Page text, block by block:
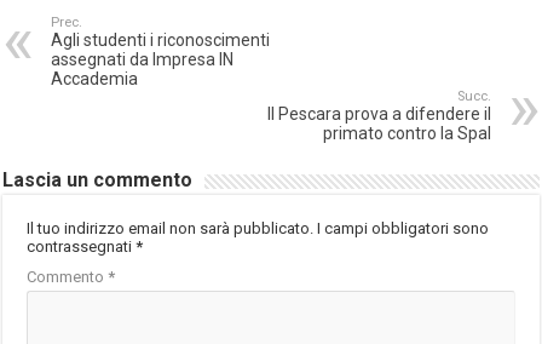
Prec.
Agli studenti i riconoscimenti
assegnati da Impresa IN
Accademia
Succ.
Il Pescara prova a difendere il
primato contro la Spal
Lascia un commento
Il tuo indirizzo email non sarà pubblicato. I campi obbligatori sono
contrassegnati*
Commento*